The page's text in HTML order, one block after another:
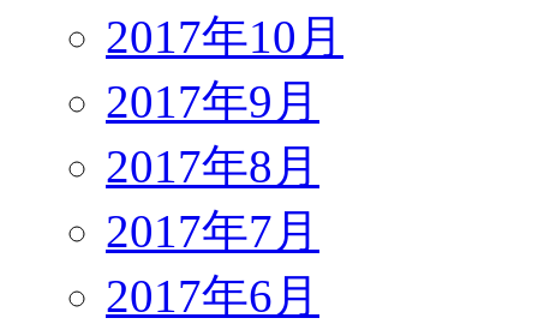
2017年10月
2017年9月
2017年8月
2017年7月
2017年6月